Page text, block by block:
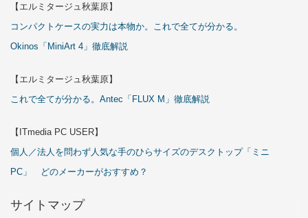
【エルミタージュ秋葉原】
コンパクトケースの実力は本物か。これで全てが分かる。
Okinos「MiniArt 4」徹底解説
【エルミタージュ秋葉原】
これで全てが分かる。Antec「FLUX M」徹底解説
【ITmedia PC USER】
個人／法人を問わず人気な手のひらサイズのデスクトップ「ミニ
PC」 どのメーカーがおすすめ？
サイトマップ